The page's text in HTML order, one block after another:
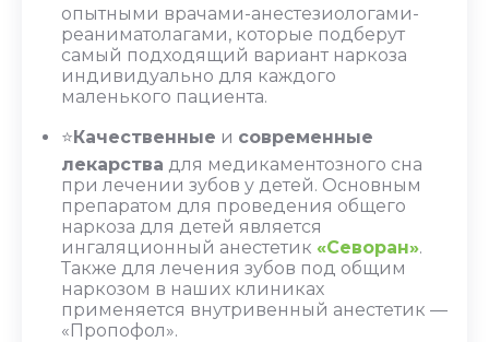
опытными врачами-анестезиологами-
реаниматолагами, которые подберут
самый подходящий вариант наркоза
индивидуально для каждого
маленького пациента.
⭐Качественные и современные
лекарства для медикаментозного сна
при лечении зубов у детей. Основным
препаратом для проведения общего
наркоза для детей является
ингаляционный анестетик «Севоран».
Также для лечения зубов под общим
наркозом в наших клиниках
применяется внутривенный анестетик —
«Пропофол».